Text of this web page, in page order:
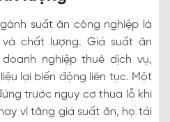
suất ăn công nghiệp là
chất lượng. Giá suất ăn
nghiệp thuê dịch vụ,
lại biến động liên tục. Một
trước nguy cơ thua lỗ khi
vì tăng giá suất ăn, họ tái